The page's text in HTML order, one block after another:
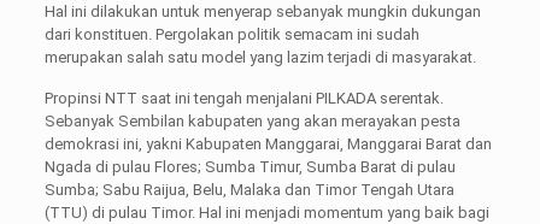
Hal ini dilakukan untuk menyerap sebanyak mungkin dukungan
dari konstituen. Pergolakan politik semacam ini sudah
merupakan salah satu model yang lazim terjadi di masyarakat.
Propinsi NTT saat ini tengah menjalani PILKADA serentak.
Sebanyak Sembilan kabupaten yang akan merayakan pesta
demokrasi ini, yakni Kabupaten Manggarai, Manggarai Barat dan
Ngada di pulau Flores; Sumba Timur, Sumba Barat di pulau
Sumba; Sabu Raijua, Belu, Malaka dan Timor Tengah Utara
(TTU) di pulau Timor. Hal ini menjadi momentum yang baik bagi